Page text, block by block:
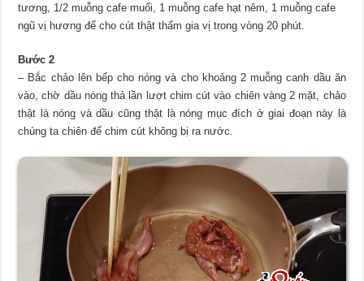
tương, 1/2 muỗng cafe muối, 1 muỗng cafe hạt nêm, 1 muỗng cafe
ngũ vị hương để cho cút thật thấm gia vị trong vòng 20 phút.
Bước 2
– Bắc chảo lên bếp cho nóng và cho khoảng 2 muỗng canh dầu ăn
vào, chờ dầu nóng thả lần lượt chim cút vào chiên vàng 2 mặt, chảo
thật là nóng và dầu cũng thật là nóng mục đích ở giai đoạn này là
chúng ta chiên để chim cút không bị ra nước.